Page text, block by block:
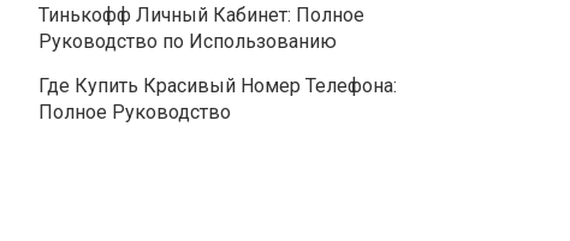
Тинькофф Личный Кабинет: Полное
Руководство по Использованию
Где Купить Красивый Номер Телефона:
Полное Руководство